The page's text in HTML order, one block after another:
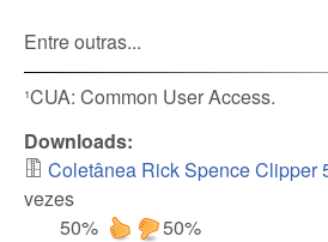
Entre outras...
¹CUA: Common User Access.
Downloads:
Coletânea Rick Spence Clipper
vezes
50%
50%